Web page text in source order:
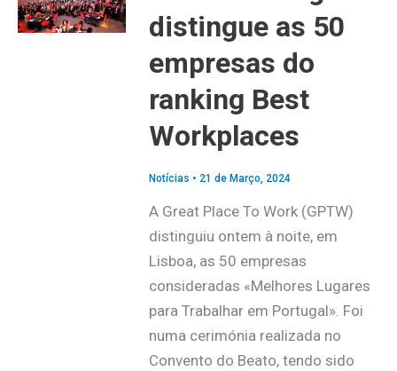
distingue as 50
empresas do
ranking Best
Workplaces
Notícias • 21 de Março, 2024
A Great Place To Work (GPTW)
distinguiu ontem à noite, em
Lisboa, as 50 empresas
consideradas «Melhores Lugares
para Trabalhar em Portugal». Foi
numa cerimónia realizada no
Convento do Beato, tendo sido